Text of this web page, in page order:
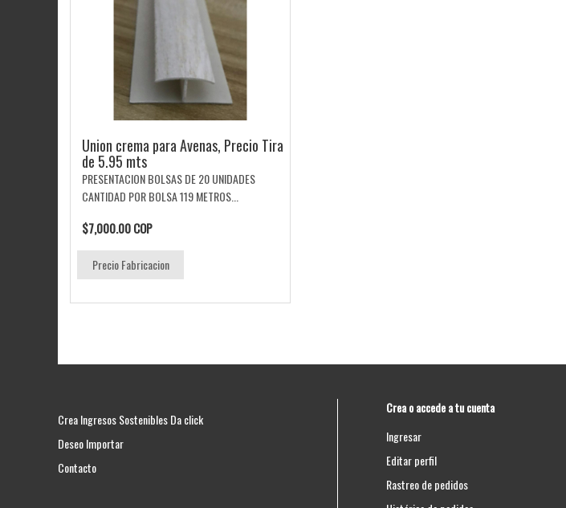
Union crema para Avenas, Precio Tira
de 5.95 mts
PRESENTACION BOLSAS DE 20 UNIDADES
CANTIDAD POR BOLSA 119 METROS...
$7,000.00 COP
Precio Fabricacion
Crea Ingresos Sostenibles Da click
Deseo Importar
Contacto
Crea o accede a tu cuenta
Ingresar
Editar perfil
Rastreo de pedidos